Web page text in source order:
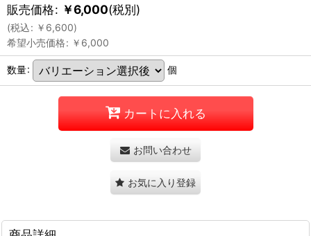
販売価格: ￥6,000(税別)
(税込: ￥ 6,600)
希望小売価格: ￥ 6,000
数量: 個
カートに入れる
お問い合わせ
お気に入り登録